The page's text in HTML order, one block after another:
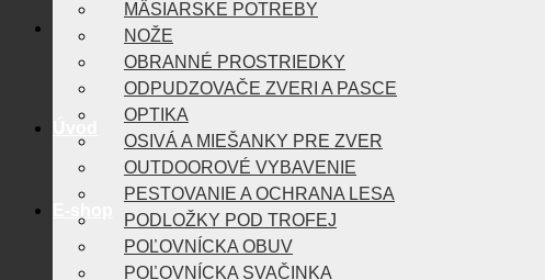
MÄSIARSKE POTREBY
NOŽE
OBRANNÉ PROSTRIEDKY
ODPUDZOVAČE ZVERI A PASCE
OPTIKA
OSIVÁ A MIEŠANKY PRE ZVER
OUTDOOROVÉ VYBAVENIE
PESTOVANIE A OCHRANA LESA
PODLOŽKY POD TROFEJ
POĽOVNÍCKA OBUV
POĽOVNÍCKA SVAČINKA